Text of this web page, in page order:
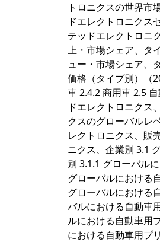
トロニクスの世界市
ドエレクトロニクス
テッドエレクトロニ
上・市場シェア、タ
ュー・市場シェア、
価格（タイプ別）（
車 2.4.2 商用車 2.5
ドエレクトロニクス
クスのグローバルレ
レクトロニクス、販
ニクス、企業別 3.1
別 3.1.1 グローバル
グローバルにおける
グローバルにおける
バルにおける自動車
ルにおける自動車用
における自動車用プ